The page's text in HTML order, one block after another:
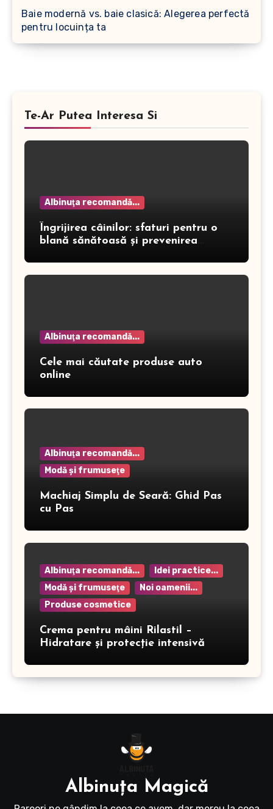
Baie modernă vs. baie clasică: Alegerea perfectă
pentru locuința ta
Te-Ar Putea Interesa Si
Albinuţa recomandă...
Îngrijirea câinilor: sfaturi pentru o
blană sănătoasă și prevenirea
Albinuţa recomandă...
Cele mai căutate produse auto
online
Albinuţa recomandă...
Modă şi frumuseţe
Machiaj Simplu de Seară: Ghid Pas
cu Pas
Albinuţa recomandă...
Idei practice...
Modă şi frumuseţe
Noi oamenii...
Produse cosmetice
Crema pentru mâini Rilastil –
Hidratare și protecție intensivă
Albinuţa Magică